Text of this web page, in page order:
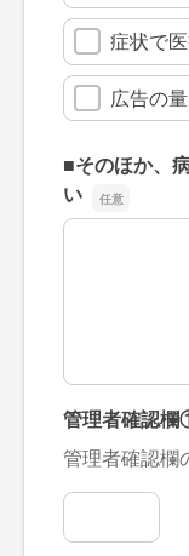
症状で
広告の
■そのほか、
い
■そのほか、
管理者確認
管理者確認欄
管理者確認